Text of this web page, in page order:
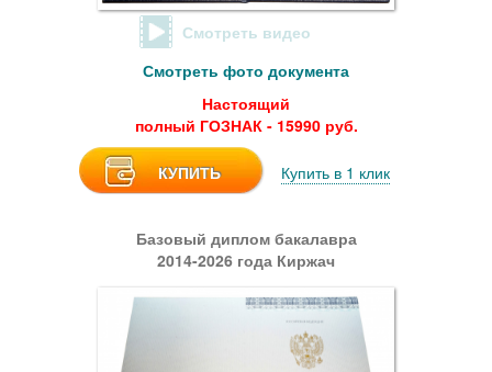
Смотреть видео
Смотреть фото документа
Настоящий
полный ГОЗНАК - 15990 руб.
КУПИТЬ Купить в 1 клик
Базовый диплом бакалавра
2014-2026 года Киржач